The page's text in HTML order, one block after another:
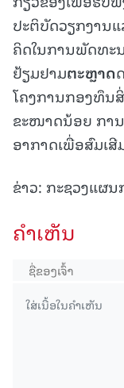
ປະຕິບັດວຽກງານ
ຄິດໃນການພັດທະ
ຢ້ຽມຢາມຕະຫຼາດ
ໂຄງການກອງທຶນ
ຂະໜາດນ້ອຍ ກາ
ອາກາດເພື່ອສົມເ
ຂ່າວ: ກະຊວງແຜນ
ຄໍາເຫັນ